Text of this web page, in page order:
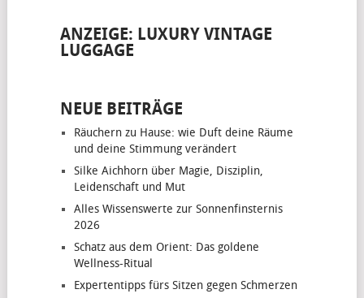
ANZEIGE: LUXURY VINTAGE
LUGGAGE
NEUE BEITRÄGE
Räuchern zu Hause: wie Duft deine Räume
und deine Stimmung verändert
Silke Aichhorn über Magie, Disziplin,
Leidenschaft und Mut
Alles Wissenswerte zur Sonnenfinsternis
2026
Schatz aus dem Orient: Das goldene
Wellness-Ritual
Expertentipps fürs Sitzen gegen Schmerzen